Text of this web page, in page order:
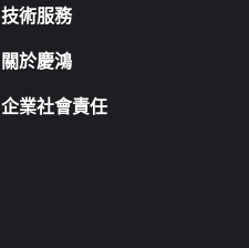
技術服務
關於慶鴻
企業社會責任